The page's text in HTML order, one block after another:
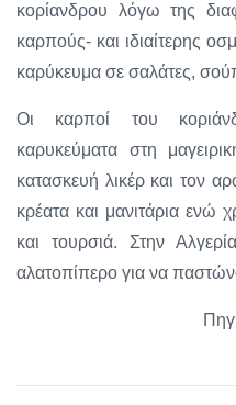
κορίανδρου λόγω της
καρπούς- και ιδιαίτερης
καρύκευμα σε σαλάτες,
Οι καρποί του
καρυκεύματα στη
κατασκευή λικέρ και τον
κρέατα και μανιτάρια ενώ
και τουρσιά. Στην
αλατοπίπερο για να